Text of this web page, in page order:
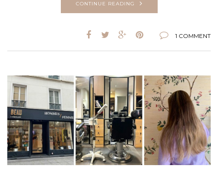
CONTINUE READING
1 COMMENT